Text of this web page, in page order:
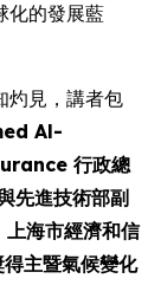
化的發展藍
灼見，講者包
Al-
行政總
先進技術部副
上海市經濟和信
主暨氣候變化